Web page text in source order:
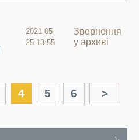
2021-05-
25 13:55
Звернення
у архиві
4 5 6 >